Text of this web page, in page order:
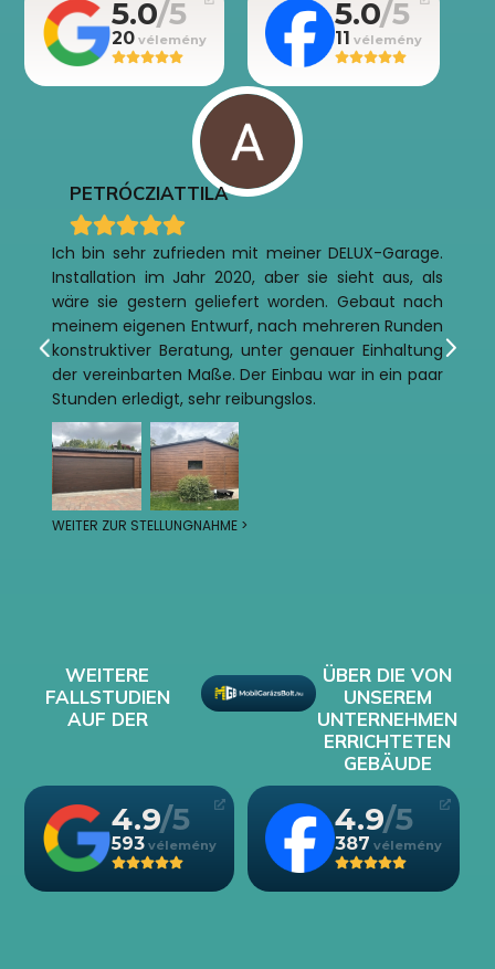
5.0
20
5.0
11
PETRÓCZIATTILA
Ich bin sehr zufrieden mit meiner DELUX-Garage.
Installation im Jahr 2020, aber sie sieht aus, als
wäre sie gestern geliefert worden. Gebaut nach
meinem eigenen Entwurf, nach mehreren Runden
konstruktiver Beratung, unter genauer Einhaltung
der vereinbarten Maße. Der Einbau war in ein paar
Stunden erledigt, sehr reibungslos.
WEITER ZUR STELLUNGNAHME >
WEITERE
FALLSTUDIEN
AUF DER
ÜBER DIE VON
UNSEREM
UNTERNEHMEN
ERRICHTETEN
GEBÄUDE
4.9
593
4.9
387